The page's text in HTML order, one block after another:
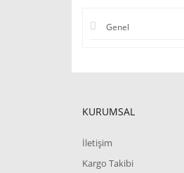
Genel
KURUMSAL
İletişim
Kargo Takibi